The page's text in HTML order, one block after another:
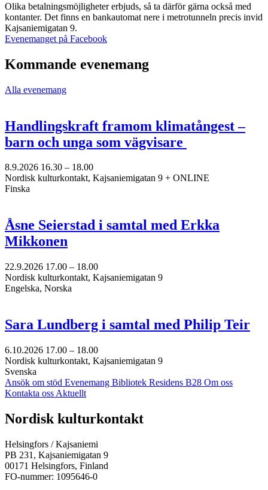
Olika betalningsmöjligheter erbjuds, så ta därför gärna också med
kontanter. Det finns en bankautomat nere i metrotunneln precis invid
Kajsaniemigatan 9.
Evenemanget på FacebookÖppnas
ny
Kommande evenemang
Alla evenemang
Handlingskraft framom klimatångest –
barn och unga som vägvisare
8.9.2026 16.30 – 18.00
Nordisk kulturkontakt, Kajsaniemigatan 9 + ONLINE
Finska
Åsne Seierstad i samtal med Erkka
Mikkonen
22.9.2026 17.00 – 18.00
Nordisk kulturkontakt, Kajsaniemigatan 9
Engelska, Norska
Sara Lundberg i samtal med Philip Teir
6.10.2026 17.00 – 18.00
Nordisk kulturkontakt, Kajsaniemigatan 9
Svenska
Ansök om stöd Evenemang Bibliotek Residens B28 Om oss
Kontakta oss Aktuellt
Facebook:
Öppnas
en
ny
flik
Instagram:
Öppnas
en
ny
flik
TikTok:
Öppnas
en
ny
flik
Youtube:
Öppnas
en
ny
flik
Vimeo:
Öppnas
en
ny
flik
Nordisk kulturkontakt
Helsingfors / Kajsaniemi
PB 231, Kajsaniemigatan 9
00171 Helsingfors, Finland
FO-nummer: 1095646-0